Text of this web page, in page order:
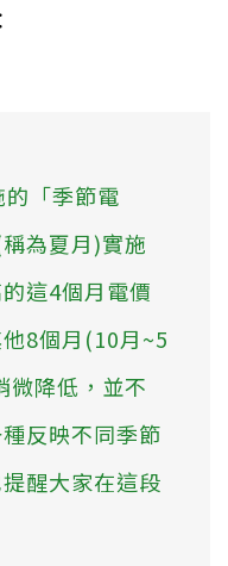
「季節電
為夏月)實施
這4個月電價
8個月(10月~5
微降低，並不
反映不同季節
醒大家在這段